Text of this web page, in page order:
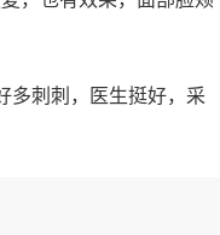
多刺刺，医生挺好，采